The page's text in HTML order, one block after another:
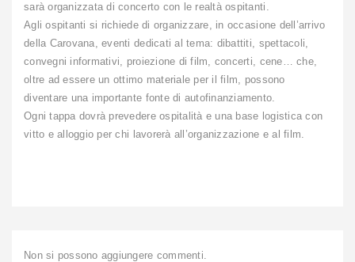
sarà organizzata di concerto con le realtà ospitanti.
Agli ospitanti si richiede di organizzare, in occasione dell’arrivo
della Carovana, eventi dedicati al tema: dibattiti, spettacoli,
convegni informativi, proiezione di film, concerti, cene… che,
oltre ad essere un ottimo materiale per il film, possono
diventare una importante fonte di autofinanziamento.
Ogni tappa dovrà prevedere ospitalità e una base logistica con
vitto e alloggio per chi lavorerà all’organizzazione e al film.
Non si possono aggiungere commenti.